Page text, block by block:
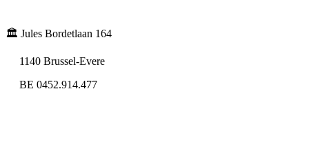
🏛️ Jules Bordetlaan 164
1140 Brussel-Evere
BE 0452.914.477